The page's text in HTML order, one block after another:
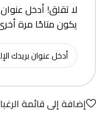
لا تقلق! أدخل
يكون متاحًا مرة
إضافة إلى قائمة